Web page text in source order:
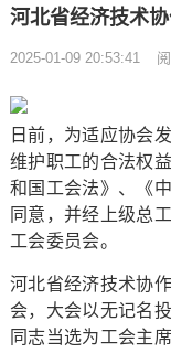
河北省经济技术
2025-01-09 20:53:41
日前，为适应协会
维护职工的合法权
和国工会法》、《
同意，并经上级总
工会委员会。
河北省经济技术协
会，大会以无记名
同志当选为工会主